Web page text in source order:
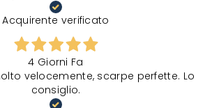
Acquirente verificato
4 Giorni Fa
velocemente, scarpe perfette. Lo
consiglio.